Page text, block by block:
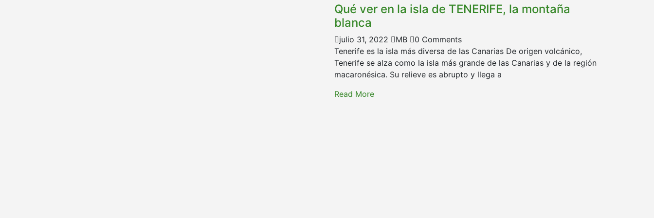
Qué ver en la isla de TENERIFE, la montaña
blanca
julio 31, 2022 MB
0 Comments
Tenerife es la isla más diversa de las Canarias De origen volcánico,
Tenerife se alza como la isla más grande de las Canarias y de la región
macaronésica. Su relieve es abrupto y llega a
Read More